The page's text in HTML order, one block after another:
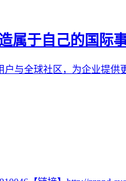
属于自己的国际
与全球社区，为企业提